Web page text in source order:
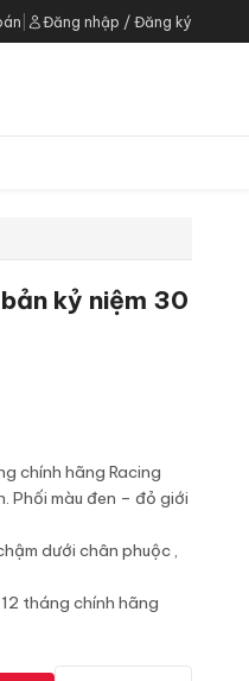
Đăng nhập / Đăng ký
kỷ niệm 30
chính hãng Racing
Phối màu đen – đỏ giới
dưới chân phuộc ,
tháng chính hãng